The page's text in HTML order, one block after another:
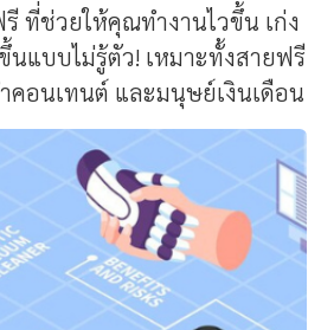
ที่ช่วยให้คุณทำงานไวขึ้น เก่ง
นแบบไม่รู้ตัว! เหมาะทั้งสายฟรี
คอนเทนต์ และมนุษย์เงินเดือน